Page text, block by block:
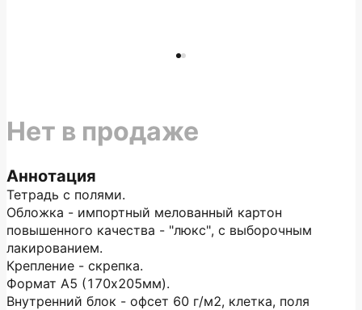
Аннотация
Тетрадь с полями.
Обложка - импортный мелованный картон
повышенного качества - "люкс", с выборочным
лакированием.
Крепление - скрепка.
Формат А5 (170х205мм).
Внутренний блок - офсет 60 г/м2, клетка, поля
Нет в продаже